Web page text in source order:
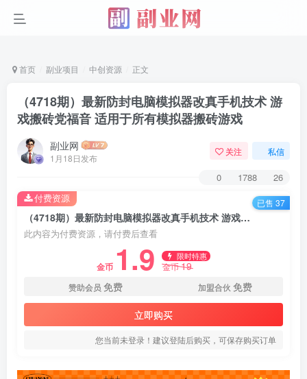
首页 副业项目 中创资源 正文
（4718期）最新防封电脑模拟器改真手机技术 游
戏搬砖党福音 适用于所有模拟器搬砖游戏
副业网
1月18日发布
关注 私信
0 1788 26
（4718期）最新防封电脑模拟器改真手机技术 游戏搬砖党福音 适用于所有模拟器搬砖游戏
此内容为付费资源，请付费后查看
金币 1.9 限时特惠
金币19
赞助会员 免费 加盟合伙 免费
立即购买
您当前未登录！建议登陆后购买，可保存购买订单
付费资源 已售 37